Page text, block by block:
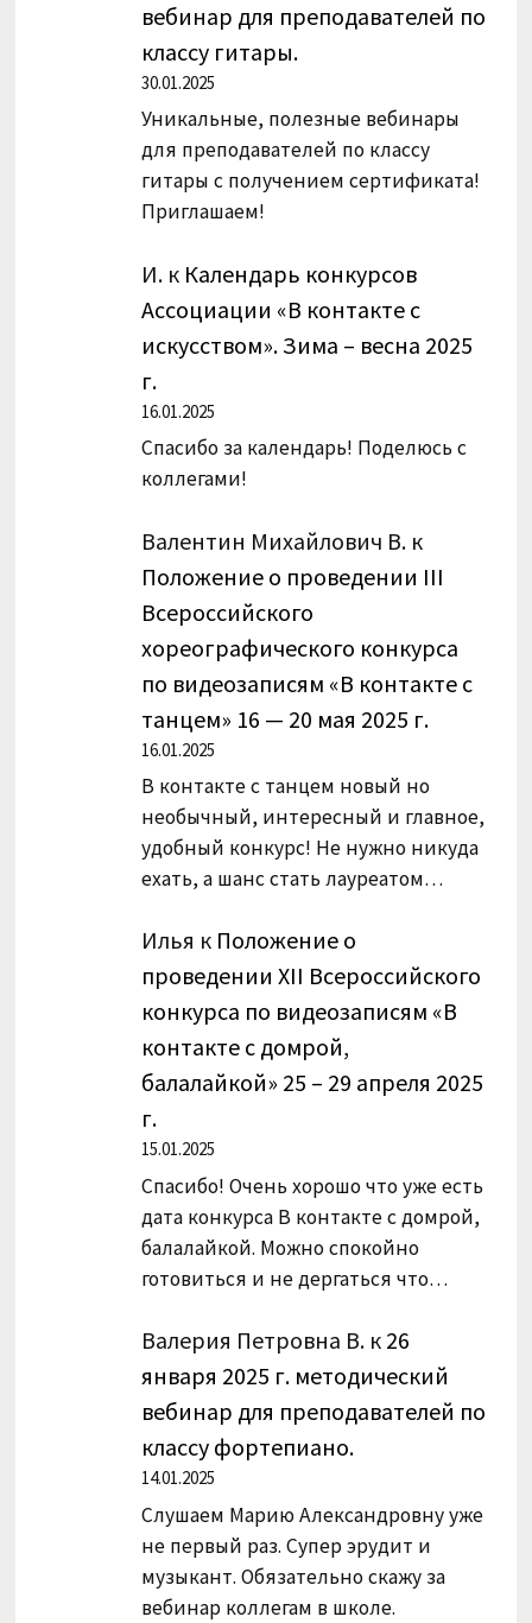
вебинар для преподавателей по
классу гитары.
30.01.2025
Уникальные, полезные вебинары
для преподавателей по классу
гитары с получением сертификата!
Приглашаем!
И. к Календарь конкурсов
Ассоциации «В контакте с
искусством». Зима – весна 2025
г.
16.01.2025
Спасибо за календарь! Поделюсь с
коллегами!
Валентин Михайлович В. к
Положение о проведении III
Всероссийского
хореографического конкурса
по видеозаписям «В контакте с
танцем» 16 — 20 мая 2025 г.
16.01.2025
В контакте с танцем новый но
необычный, интересный и главное,
удобный конкурс! Не нужно никуда
ехать, а шанс стать лауреатом…
Илья к Положение о
проведении XII Всероссийского
конкурса по видеозаписям «В
контакте с домрой,
балалайкой» 25 – 29 апреля 2025
г.
15.01.2025
Спасибо! Очень хорошо что уже есть
дата конкурса В контакте с домрой,
балалайкой. Можно спокойно
готовиться и не дергаться что…
Валерия Петровна В. к 26
января 2025 г. методический
вебинар для преподавателей по
классу фортепиано.
14.01.2025
Слушаем Марию Александровну уже
не первый раз. Супер эрудит и
музыкант. Обязательно скажу за
вебинар коллегам в школе.